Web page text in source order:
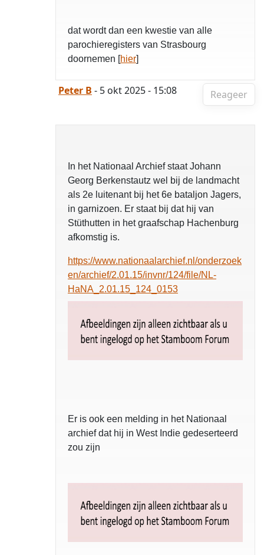
dat wordt dan een kwestie van alle
parochieregisters van Strasbourg
doornemen [hier]
Reageer
Peter B - 5 okt 2025 - 15:08
In het Nationaal Archief staat Johann
Georg Berkenstautz wel bij de landmacht
als 2e luitenant bij het 6e bataljon Jagers,
in garnizoen. Er staat bij dat hij van
Stüthutten in het graafschap Hachenburg
afkomstig is.
https://www.nationaalarchief.nl/onderzoek
en/archief/2.01.15/invnr/124/file/NL-
HaNA_2.01.15_124_0153
Er is ook een melding in het Nationaal
archief dat hij in West Indie gedeserteerd
zou zijn